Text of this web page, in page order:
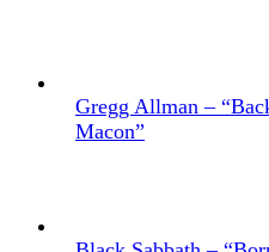
Gregg Allman –
Macon”